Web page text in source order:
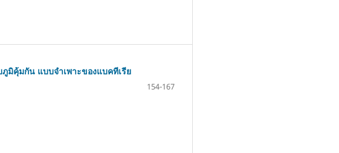
มิคุ้มกัน แบบจำเพาะของแบคทีเรีย
154-167